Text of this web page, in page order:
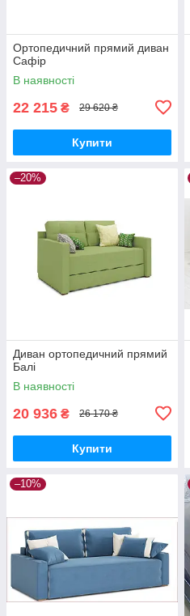
Ортопедичний прямий диван
Сафір
В наявності
22 215 ₴ 29 620 ₴
Купити
–20%
Диван ортопедичний прямий
Балі
В наявності
20 936 ₴ 26 170 ₴
Купити
–10%